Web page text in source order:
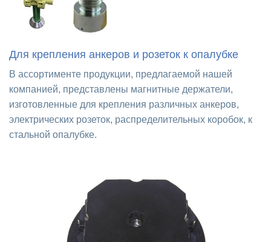
Для крепления анкеров и розеток к опалубке
В ассортименте продукции, предлагаемой нашей
компанией, представлены магнитные держатели,
изготовленные для крепления различных анкеров,
электрических розеток, распределительных коробок, к
стальной опалубке.